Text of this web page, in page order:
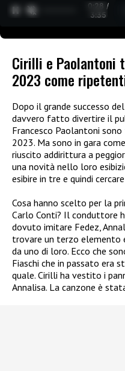
0:30 /
3:35
Cirilli e Paolantoni
2023 come
Dopo il grande successo
davvero fatto divertire il
Francesco Paolantoni
2023. Ma sono in gara
riuscito addirittura a
una novità nello loro
esibire in tre e quindi
Cosa hanno scelto per la
Carlo Conti? Il conduttore
dovuto imitare Fedez,
trovare un terzo elemento
da uno di loro. Ecco che
Fiaschi che in passato era
quale. Cirilli ha vestito i
Annalisa. La canzone è